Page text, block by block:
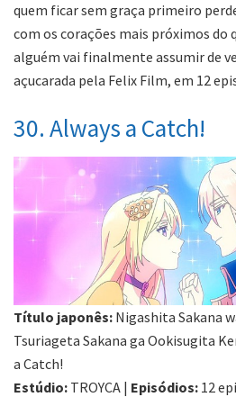
quem ficar sem graça primeiro
com os corações mais próximos do
alguém vai finalmente assumir de
açucarada pela Felix Film, em 12
30. Always a Catch!
Título japonês: Nigashita Sakana
Tsuriageta Sakana ga Ookisugita
a Catch!
Estúdio: TROYCA | Episódios: 12